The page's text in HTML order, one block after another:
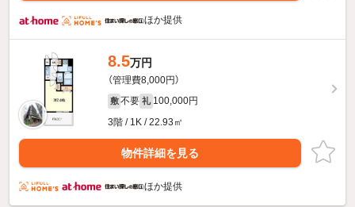
ほか提供
8.5万円
（管理費8,000円）
敷 不要 礼 100,000円
3階 / 1K / 22.93㎡
物件詳細を見る
ほか提供